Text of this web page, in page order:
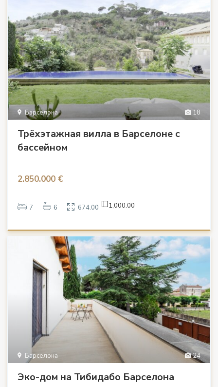
18
Барселона
Трёхэтажная вилла в Барселоне с
бассейном
2.850.000 €
7 6 674.00 1,000.00
24
Барселона
Эко-дом на Тибидабо Барселона